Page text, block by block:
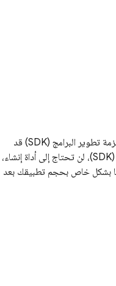
تُعدّ إضافة المكتبات المخزّنة على شبكة توصيل المحتوى (CDN) من Firebase طريقة بسيطة لإعداد حزمة تطوير البرامج (SDK) قد
تكون مألوفة للعديد من المطوّرين. باستخدام شبكة توصيل المحتوى (CDN) لإضافة حِزم تطوير البرامج (SDK)، لن تحتاج إلى أداة إنشاء،
بشكل خاص بحجم تطبيقك بعد